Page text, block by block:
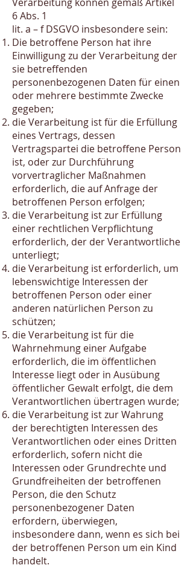
6 Abs. 1
lit. a – f DSGVO insbesondere sein:
Die betroffene Person hat ihre
Einwilligung zu der Verarbeitung der
sie betreffenden
personenbezogenen Daten für einen
oder mehrere bestimmte Zwecke
gegeben;
die Verarbeitung ist für die Erfüllung
eines Vertrags, dessen
Vertragspartei die betroffene Person
ist, oder zur Durchführung
vorvertraglicher Maßnahmen
erforderlich, die auf Anfrage der
betroffenen Person erfolgen;
die Verarbeitung ist zur Erfüllung
einer rechtlichen Verpflichtung
erforderlich, der der Verantwortliche
unterliegt;
die Verarbeitung ist erforderlich, um
lebenswichtige Interessen der
betroffenen Person oder einer
anderen natürlichen Person zu
schützen;
die Verarbeitung ist für die
Wahrnehmung einer Aufgabe
erforderlich, die im öffentlichen
Interesse liegt oder in Ausübung
öffentlicher Gewalt erfolgt, die dem
Verantwortlichen übertragen wurde;
die Verarbeitung ist zur Wahrung
der berechtigten Interessen des
Verantwortlichen oder eines Dritten
erforderlich, sofern nicht die
Interessen oder Grundrechte und
Grundfreiheiten der betroffenen
Person, die den Schutz
personenbezogener Daten
erfordern, überwiegen,
insbesondere dann, wenn es sich bei
der betroffenen Person um ein Kind
handelt.